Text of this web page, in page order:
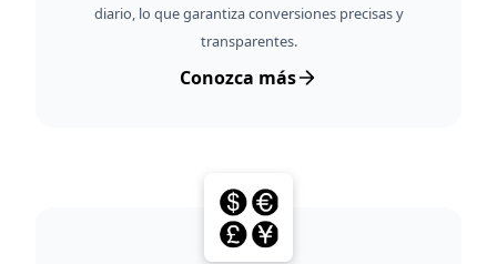
diario, lo que garantiza conversiones precisas y
transparentes.
Conozca más